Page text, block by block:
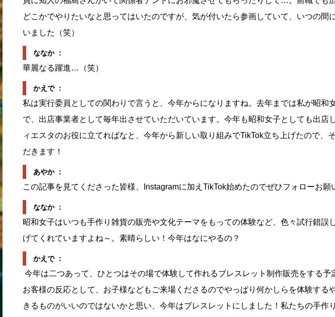
どこかでやりたいなと思ってはいたのですが、気が付いたら参画していて、いつの間
いました（笑）
ななか ：
華麗なる躍進…（笑）
かえで ：
私は実行委員としての関わりで言うと、今年からになりますね。去年までは私が昭和
で、出店事業者として毎年出させていただいています。今年も昭和女子としても出店
ィエスタのお役に立てればなと、今年から新しい取り組みでTikTok立ち上げたので、
だきます！
あやか ：
この記事を見てくださった皆様、Instagramに加えTikTok始めたのでぜひフォローお願
ななか ：
昭和女子はいつも手作り雑貨の販売や文化テーマをもっての体験など、色々試行錯誤
げてくれていますよね～。素晴らしい！今年はなにやるの？
かえで ：
今年は二つあって、ひとつはその場で体験して作れるブレスレット制作販売をする予
お客様の反応として、お子様などもご来場くださるのでやっぱり何かしらを体験する
きるものがいいのではないかと思い、今年はブレスレットにしました！私たちの手作